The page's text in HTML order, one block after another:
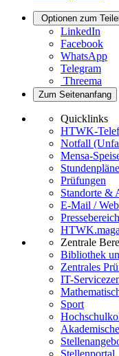
Optionen zum
LinkedIn
Facebook
WhatsApp
Telegram
Threema
Zum Seitenanfang
Quicklinks
HTWK-
Notfall
Mensa-
Stundenpläne
Prüfungen
Standorte &
E-Mail /
Pressebereich
Zentrale
Bibliothek
Zentrales
IT-
Sport
Stellenportal